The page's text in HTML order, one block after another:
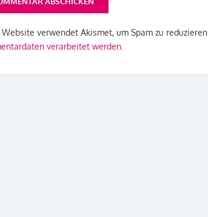
verwendet Akismet, um Spam zu reduzieren.
verarbeitet werden.